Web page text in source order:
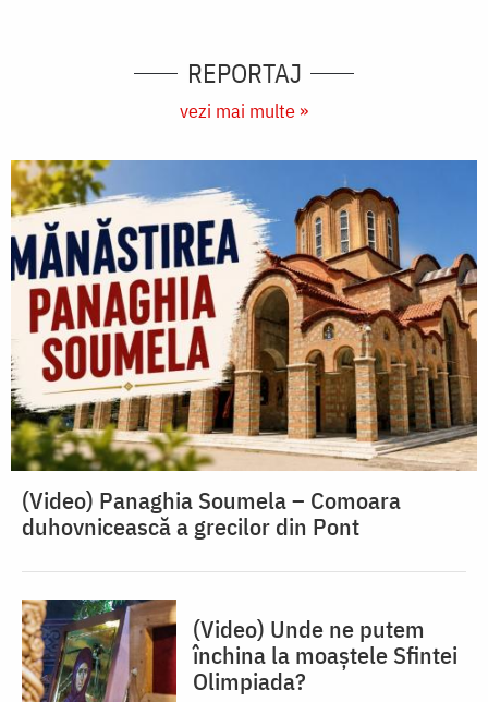
REPORTAJ
vezi mai multe »
(Video) Panaghia Soumela – Comoara
duhovnicească a grecilor din Pont
(Video) Unde ne putem
închina la moaștele Sfintei
Olimpiada?